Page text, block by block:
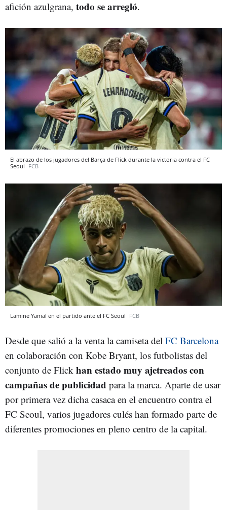
afición azulgrana, todo se arregló.
El abrazo de los jugadores del Barça de Flick durante la victoria contra el FC
Seoul FCB
Lamine Yamal en el partido ante el FC Seoul FCB
Desde que salió a la venta la camiseta del FC Barcelona
en colaboración con Kobe Bryant, los futbolistas del
conjunto de Flick han estado muy ajetreados con
campañas de publicidad para la marca. Aparte de usar
por primera vez dicha casaca en el encuentro contra el
FC Seoul, varios jugadores culés han formado parte de
diferentes promociones en pleno centro de la capital.